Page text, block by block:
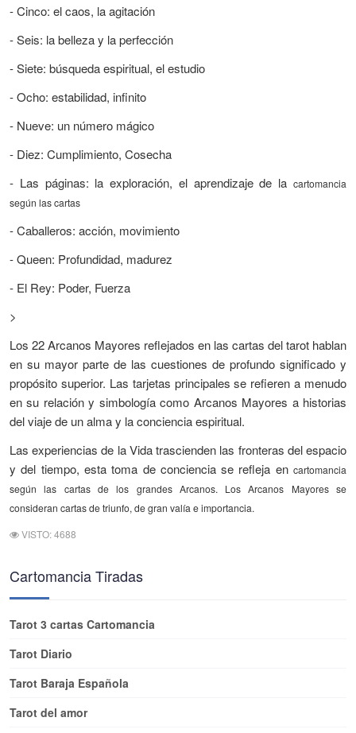
- Cinco: el caos, la agitación
- Seis: la belleza y la perfección
- Siete: búsqueda espiritual, el estudio
- Ocho: estabilidad, infinito
- Nueve: un número mágico
- Diez: Cumplimiento, Cosecha
- Las páginas: la exploración, el aprendizaje de la cartomancia
según las cartas
- Caballeros: acción, movimiento
- Queen: Profundidad, madurez
- El Rey: Poder, Fuerza
>
Los 22 Arcanos Mayores reflejados en las cartas del tarot hablan
en su mayor parte de las cuestiones de profundo significado y
propósito superior. Las tarjetas principales se refieren a menudo
en su relación y simbología como Arcanos Mayores a historias
del viaje de un alma y la conciencia espiritual.
Las experiencias de la Vida trascienden las fronteras del espacio
y del tiempo, esta toma de conciencia se refleja en cartomancia
según las cartasde los grandes Arcanos. Los Arcanos Mayores se
consideran cartas de triunfo, de gran valía e importancia.
VISTO: 4688
Cartomancia Tiradas
Tarot 3 cartas Cartomancia
Tarot Diario
Tarot Baraja Española
Tarot del amor